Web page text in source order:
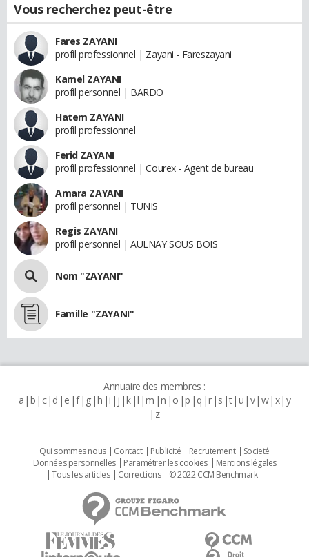
Vous recherchez peut-être
Fares ZAYANI
profil professionnel | Zayani - Fareszayani
Kamel ZAYANI
profil personnel | BARDO
Hatem ZAYANI
profil professionnel
Ferid ZAYANI
profil professionnel | Courex - Agent de bureau
Amara ZAYANI
profil personnel | TUNIS
Regis ZAYANI
profil personnel | AULNAY SOUS BOIS
Nom "ZAYANI"
Famille "ZAYANI"
Annuaire des membres :
a b c d e f g h i j k l m n o p q r s t u v w x y
z
Qui sommes nous Contact Publicité Recrutement
Societé
Données personnelles
Paramétrer les cookies
Mentions légales
Tous les articles
Corrections © 2022 CCM Benchmark